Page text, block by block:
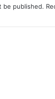
be published.